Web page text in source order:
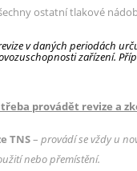
ostatní tlakové
v daných periodách
zařízení.
provádět revize a
TNS– provádí se vždy u
nebo přemístění.